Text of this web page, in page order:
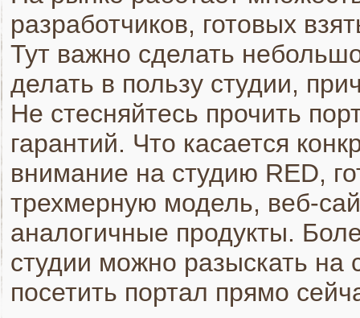
разработчиков, готовых
Тут важно сделать
делать в пользу студии,
Не стесняйтесь прочить
гарантий. Что касается
внимание на студию RED,
трехмерную модель, веб-
аналогичные продукты.
студии можно разыскать на
посетить портал прямо